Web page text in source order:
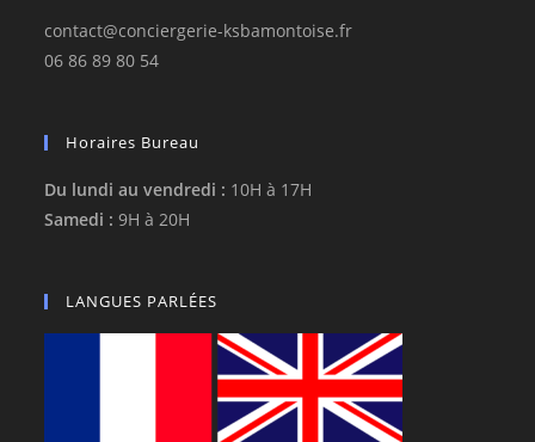
contact@conciergerie-ksbamontoise.fr
06 86 89 80 54
Horaires Bureau
Du lundi au vendredi : 10H à 17H
Samedi : 9H à 20H
LANGUES PARLÉES